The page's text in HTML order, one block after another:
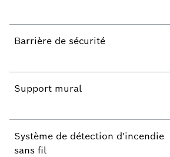
Barrière de sécurité
Support mural
Système de détection d'incendie
sans fil